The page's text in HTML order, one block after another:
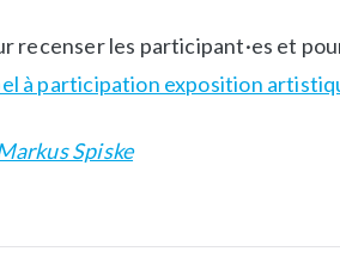
recenser les participant·es et
à participation exposition
Spiske